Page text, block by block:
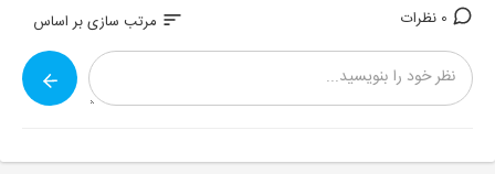
sort مرتب سازی بر اساس